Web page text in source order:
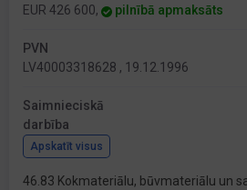
EUR 426 600,
pilnībā apmaksāts
PVN
LV40003318628 , 19.12.1996
Saimnieciskā
darbība
Apskatīt visus
46.83 Kokmateriālu, būvmateriālu un